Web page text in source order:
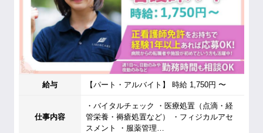
給与 【パート・アルバイト】 時給 1,750円 〜
仕事内容
・バイタルチェック ・医療処置（点滴・経
管栄養・褥瘡処置など） ・フィジカルアセ
スメント ・服薬管理…